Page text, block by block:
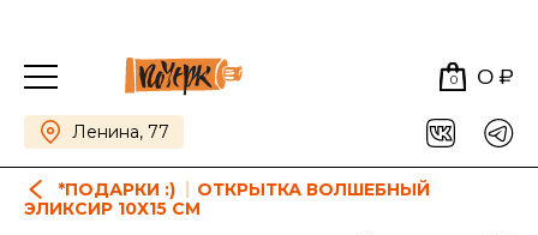
0 0 ₽
Ленина, 77
*ПОДАРКИ :)
ОТКРЫТКА ВОЛШЕБНЫЙ
ЭЛИКСИР 10Х15 СМ